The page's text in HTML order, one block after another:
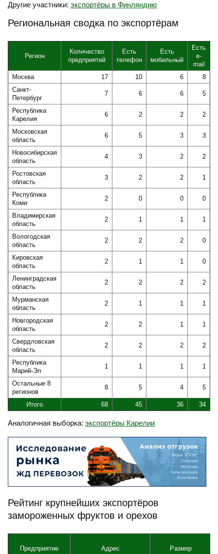
Другие участники: экспортёры в Финляндию
Региональная сводка по экспортёрам
Регион
Количество
предприятий
Есть
телефон
Есть
мобильный
Есть
e-
mail
Москва
17 10 6
8
Санкт-
Петербург
7 6 6 5
Республика
Карелия
6 2 2 2
Московская
область
6 5 3 3
Новосибирская
область
4 3 2 2
Ростовская
область
3 2 2 1
Республика
Коми
2 0 0 0
Владимирская
область
2 1 1 1
Вологодская
область
2 2 2 0
Кировская
область
2 1 1 0
Ленинградская
область
2 2 2 2
Мурманская
область
2 1 1 1
Новгородская
область
2 2 1 1
Свердловская
область
2 2 2 2
Республика
Марий-Эл
1 1 1 1
Остальные 8
регионов
8 5 4 5
Итого 68 45 36 34
Аналогичная выборка: экспортёры Карелии
Рейтинг крупнейших экспортёров
замороженных фруктов и орехов
Предприятие Адрес Размер